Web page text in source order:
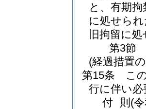
と、有期
に処せら
旧拘留に
第3節
(経過措置
第15条
こ
行に伴い
付 則 (